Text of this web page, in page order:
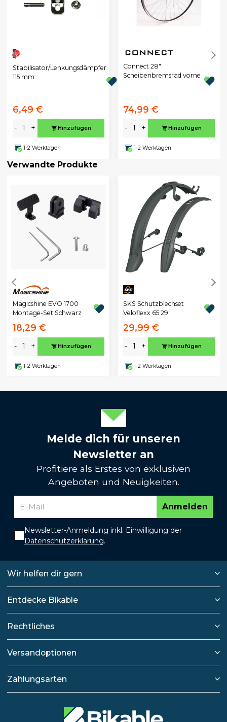
Stabilisator/Lenkungsdämpfer
115 mm.
6,49 €
- + Hinzufügen
1-2 Werktagen
Connect 28"
Scheibenbremsrad vorne
74,99 €
- + Hinzufügen
1-2 Werktagen
Verwandte Produkte
Magicshine EVO 1700
Montage-Set Schwarz
18,29 €
- + Hinzufügen
1-2 Werktagen
SKS Schutzblechset
Veloflexx 65 29"
29,99 €
- + Hinzufügen
1-2 Werktagen
Melde dich für unseren
Newsletter an
Profitiere als Erstes von exklusiven
Angeboten und Neuigkeiten.
Anmelden
Newsletter-Anmeldung inkl. Einwilligung der
Datenschutzerklärung.
Wir helfen dir gern
Entdecke Bikable
Rechtliches
Versandoptionen
Zahlungsarten